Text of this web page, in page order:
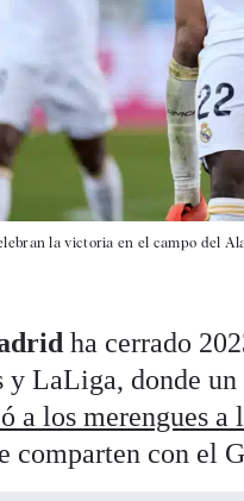
la victoria en el campo del
ha cerrado
y LaLiga, donde
a los merengues a
comparten con el